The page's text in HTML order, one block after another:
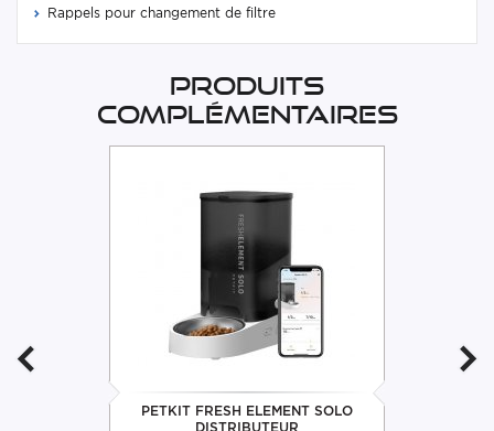
Rappels pour changement de filtre
Produits
complémentaires
PETKIT FRESH ELEMENT SOLO
DISTRIBUTEUR